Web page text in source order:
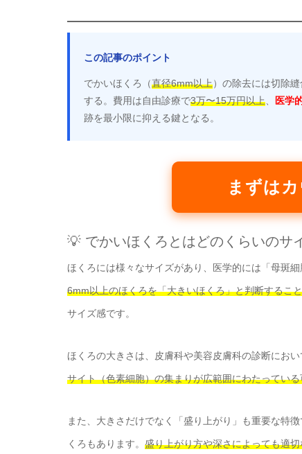
この記事のポイント
でかいほくろ（直径6mm以上）の除去には切除
する。費用は自由診療で3万〜15万円以上 医学
跡を最小限に抑える鍵となる。
まずは
💡 でかいほくろとはどのくらいのサ
ほくろには様々なサイズがあり、医学的には「母斑
6mm以上のほくろを「大きいほくろ」と判断するこ
サイズ感です。
ほくろの大きさは、皮膚科や美容皮膚科の診断にお
サイト（色素細胞）の集まりが広範囲にわたってい
また、大きさだけでなく「盛り上がり」も重要な特
くろもあります。 盛り上がり方や深さによっても適